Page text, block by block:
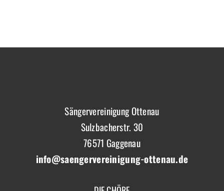
Sängervereinigung Ottenau
Sulzbacherstr. 30
76571 Gaggenau
info@saengervereinigung-ottenau.de